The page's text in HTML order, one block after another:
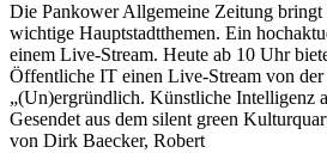
Die Pankower Allgemeine Zeitung bringt
wichtige Hauptstadtthemen. Ein
einem Live-Stream. Heute ab 10 Uhr
Öffentliche IT einen Live-Stream von der
„(Un)ergründlich. Künstliche Intelligenz
Gesendet aus dem silent green
von Dirk Baecker, Robert